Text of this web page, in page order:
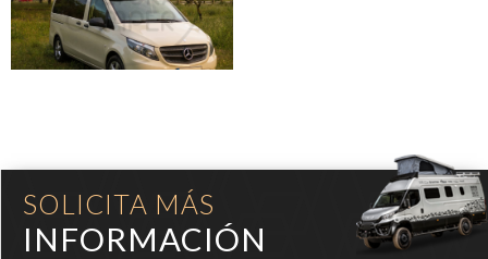
SOLICITA MÁS
INFORMACIÓN